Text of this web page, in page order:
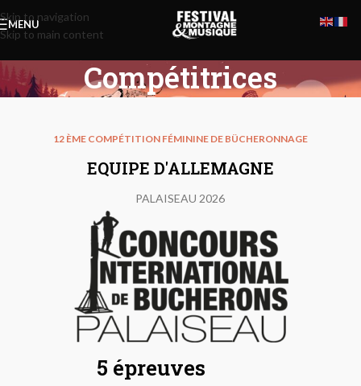
Skip to navigation
Skip to main content
MENU
Compétitrices
12 ÈME COMPÉTITION FÉMININE DE BÜCHERONNAGE
EQUIPE D'ALLEMAGNE
PALAISEAU 2026
5 épreuves